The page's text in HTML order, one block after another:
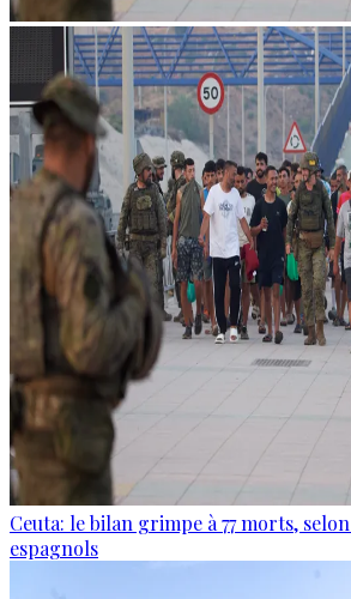
Ceuta: le bilan grimpe à 77 morts,
espagnols